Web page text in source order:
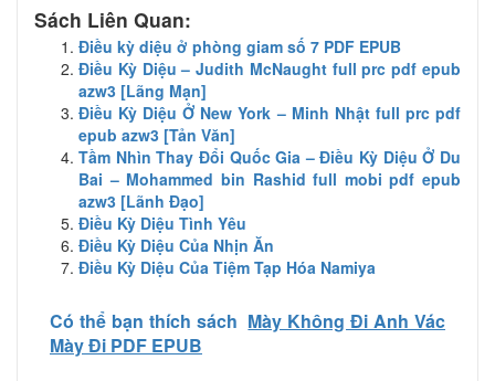
Sách Liên Quan:
Điều kỳ diệu ở phòng giam số 7 PDF EPUB
Điều Kỳ Diệu – Judith McNaught full prc pdf epub
azw3 [Lãng Mạn]
Điều Kỳ Diệu Ở New York – Minh Nhật full prc pdf
epub azw3 [Tản Văn]
Tầm Nhìn Thay Đổi Quốc Gia – Điều Kỳ Diệu Ở Du
Bai – Mohammed bin Rashid full mobi pdf epub
azw3 [Lãnh Đạo]
Điều Kỳ Diệu Tình Yêu
Điều Kỳ Diệu Của Nhịn Ăn
Điều Kỳ Diệu Của Tiệm Tạp Hóa Namiya
Có thể bạn thích sách Mày Không Đi Anh Vác
Mày Đi PDF EPUB